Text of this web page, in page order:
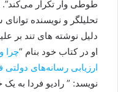
طوطی ‌وار تکرار
تحلیلگر و نویسنده
دلیل نوشته های تند بر
او در کتاب خود بنام “چرا
ارزیابی رسانه‌های
نویسد: ” رادیو فردا به